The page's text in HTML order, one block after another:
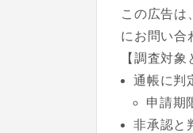
この広告は
にお問い合
【調査対
通帳に判
申請期
非承認と